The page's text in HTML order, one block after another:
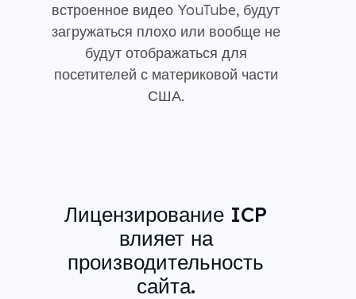
встроенное видео YouTube, будут
загружаться плохо или вообще не
будут отображаться для
посетителей с материковой части
США.
Лицензирование ICP
влияет на
производительность
сайта.